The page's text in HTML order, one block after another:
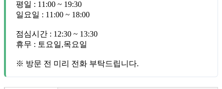
평일 : 11:00 ~ 19:30
일요일 : 11:00 ~ 18:00
점심시간 : 12:30 ~ 13:30
휴무 : 토요일,목요일
※ 방문 전 미리 전화 부탁드립니다.